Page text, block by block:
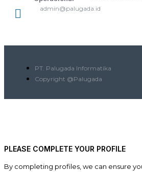
admin@palugada.id
PT. Palugada Informatika
Copyright @Palugada
PLEASE COMPLETE YOUR PROFILE
By completing profiles, we can ensure